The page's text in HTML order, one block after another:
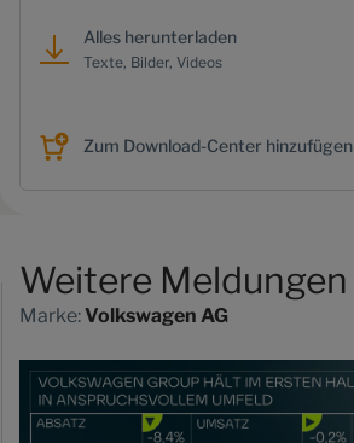
Alles herunterladen
Texte, Bilder, Videos
Zum Download-Center hinzufügen
Weitere Meldungen
Marke:Volkswagen AG